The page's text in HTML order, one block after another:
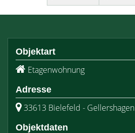
Objektart
Etagenwohnung
Adresse
33613 Bielefeld - Gellershagen
Objektdaten